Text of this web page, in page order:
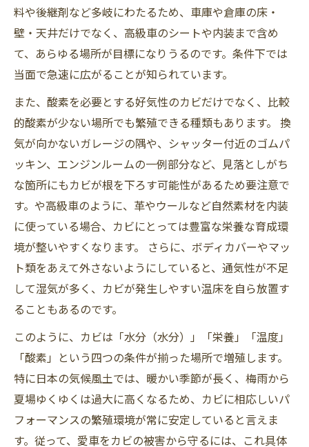
料や後継剤など多岐にわたるため、車庫や倉庫の床・
壁・天井だけでなく、高級車のシートや内装まで含め
て、あらゆる場所が目標になりうるのです。条件下では
当面で急速に広がることが知られています。
また、酸素を必要とする好気性のカビだけでなく、比較
的酸素が少ない場所でも繁殖できる種類もあります。 換
気が向かないガレージの隅や、シャッター付近のゴムパ
ッキン、エンジンルームの一例部分など、見落としがち
な箇所にもカビが根を下ろす可能性があるため要注意で
す。や高級車のように、革やウールなど自然素材を内装
に使っている場合、カビにとっては豊富な栄養な育成環
境が整いやすくなります。 さらに、ボディカバーやマッ
ト類をあえて外さないようにしていると、通気性が不足
して湿気が多く、カビが発生しやすい温床を自ら放置す
ることもあるのです。
このように、カビは「水分（水分）」「栄養」「温度」
「酸素」という四つの条件が揃った場所で増殖します。
特に日本の気候風土では、暖かい季節が長く、梅雨から
夏場ゆくゆくは過大に高くなるため、カビに相応しいパ
フォーマンスの繁殖環境が常に安定していると言えま
す。従って、愛車をカビの被害から守るには、これ具体